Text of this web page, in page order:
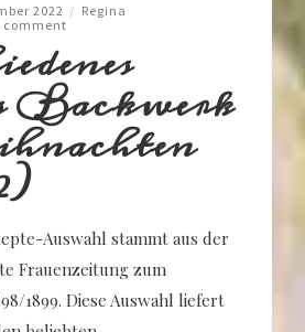
2022 / Regina
comment
Backwerk
Auswahl stammt aus der
Frauenzeitung zum
1899. Diese Auswahl liefert